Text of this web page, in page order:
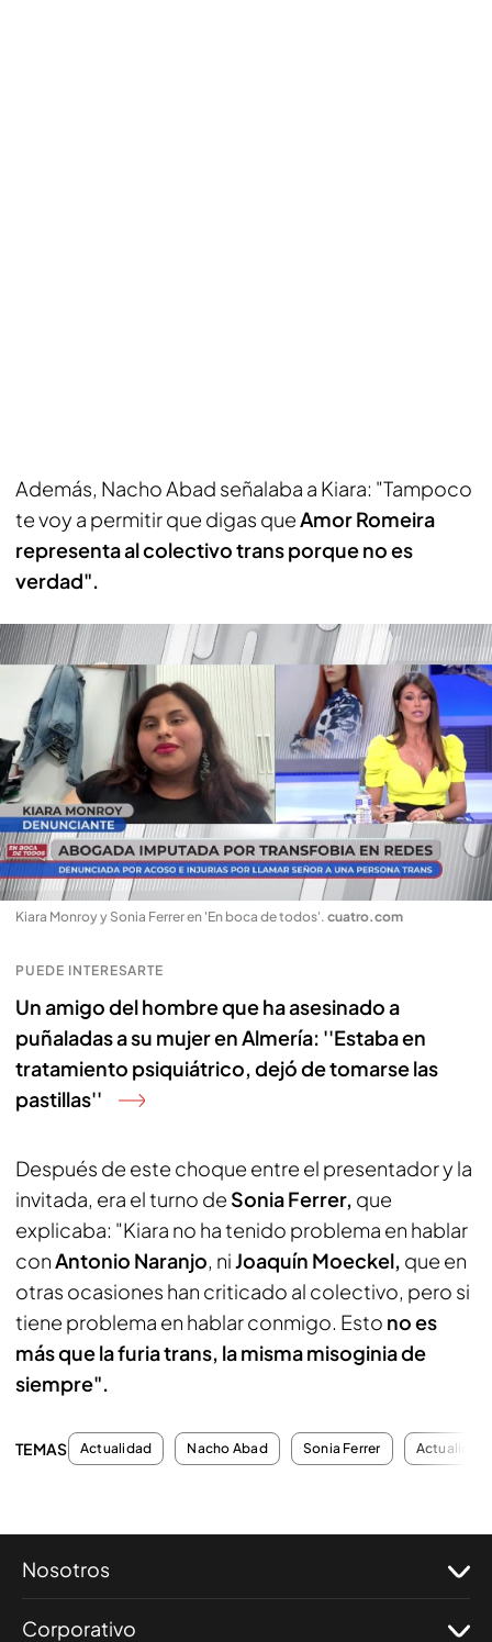
Además, Nacho Abad señalaba a Kiara: "Tampoco
te voy a permitir que digas queAmor Romeira
representa al colectivo trans porque no es
verdad".
Kiara Monroy y Sonia Ferrer en 'En boca de todos'. cuatro.com
PUEDE INTERESARTE
Un amigo del hombre que ha asesinado a
puñaladas a su mujer en Almería: ''Estaba en
tratamiento psiquiátrico, dejó de tomarse las
pastillas''
Después de este choque entre el presentador y la
invitada, era el turno de Sonia Ferrer, que
explicaba: "Kiara no ha tenido problema en hablar
conAntonio Naranjo, niJoaquín Moeckel, que en
otras ocasiones han criticado al colectivo, pero si
tiene problema en hablar conmigo. Esto no es
más que la furia trans, la misma misoginia de
siempre".
TEMAS Actualidad Nacho Abad Sonia Ferrer Actualidad
Nosotros
Corporativo